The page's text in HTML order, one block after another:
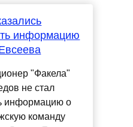
информацию
"Факела"
не стал
информацию о
команду